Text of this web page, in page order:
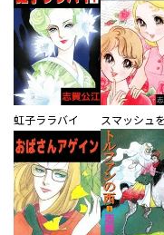
虹子ララバイ